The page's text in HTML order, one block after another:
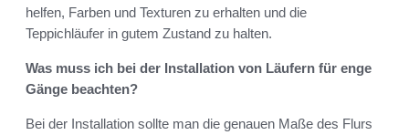
helfen, Farben und Texturen zu erhalten und die
Teppichläufer in gutem Zustand zu halten.
Was muss ich bei der Installation von Läufern für enge
Gänge beachten?
Bei der Installation sollte man die genauen Maße des Flurs